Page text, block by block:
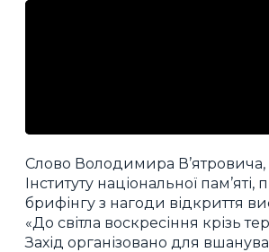
Слово Володимира В’ятровича,
Інституту національної пам’яті,
брифінгу з нагоди відкриття
«До світла воскресіння крізь
Захід організовано для